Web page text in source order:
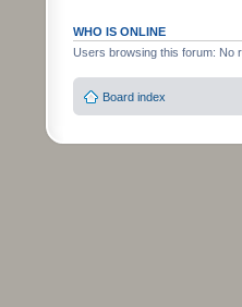
WHO IS ONLINE
Users browsing this forum: No
Board index